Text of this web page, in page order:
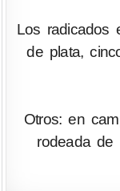
Los radicados
de plata,
Otros: en
rodeada de